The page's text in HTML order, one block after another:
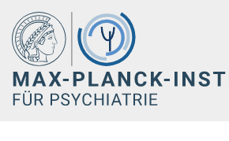
Hauptinhalt